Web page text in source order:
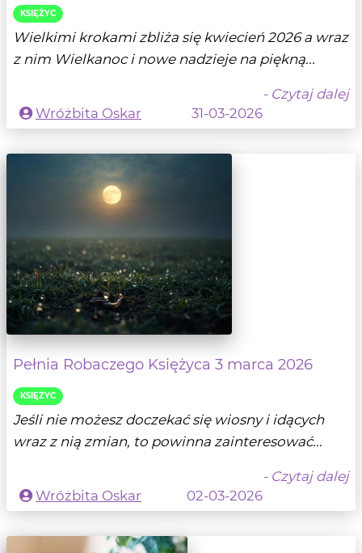
KSIĘŻYC
Wielkimi krokami zbliża się kwiecień 2026 a wraz
z nim Wielkanoc i nowe nadzieje na piękną...
- Czytaj dalej
Wróżbita Oskar
31-03-2026
Pełnia Robaczego Księżyca 3 marca 2026
KSIĘŻYC
Jeśli nie możesz doczekać się wiosny i idących
wraz z nią zmian, to powinna zainteresować...
- Czytaj dalej
Wróżbita Oskar
02-03-2026